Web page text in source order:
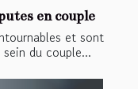
en couple
et sont
du couple...